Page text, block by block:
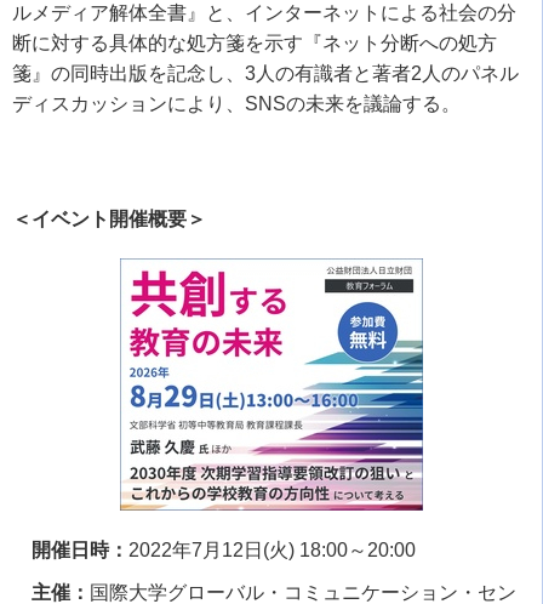
ルメディア解体全書』と、インターネットによる社会の分
断に対する具体的な処方箋を示す『ネット分断への処方
箋』の同時出版を記念し、 3 人の有識者と著者2 人のパネル
ディスカッションにより、 SNSの未来を議論する。
＜イベント開催概要＞
開催日時： 2022年7 月 12 日 (火) 18:00～ 20:00
主催： 国際大学グローバル・コミュニケーション・セン